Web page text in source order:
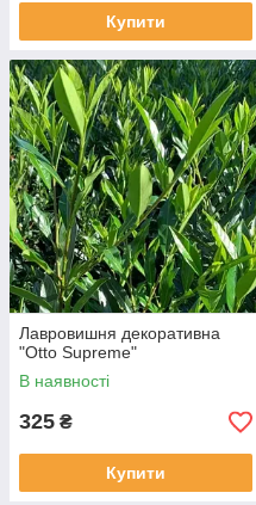
Купити
Лавровишня декоративна
"Otto Supreme"
В наявності
325 ₴
Купити